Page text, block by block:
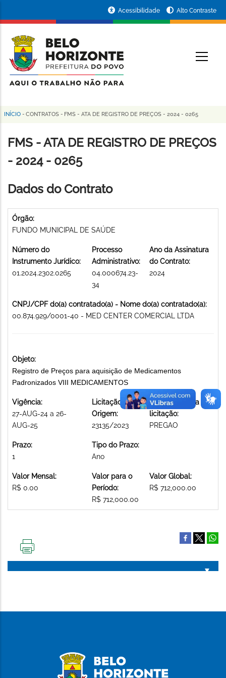
conteúdo
principal
da
Prefeitura
de
Horizonte
Acessibilidade Alto Contraste
Trilha
de
navegação
INÍCIO - CONTRATOS - FMS - ATA DE REGISTRO DE PREÇOS - 2024 - 0265
FMS - ATA DE REGISTRO DE PREÇOS
- 2024 - 0265
Dados do Contrato
Órgão:
FUNDO MUNICIPAL DE SAÚDE
Número do
Instrumento Jurídico:
01.2024.2302.0265
Processo
Administrativo:
04.000674.23-
34
Ano da Assinatura
do Contrato:
2024
CNPJ/CPF do(a) contratado(a) - Nome do(a) contratado(a):
00.874.929/0001-40 - MED CENTER COMERCIAL LTDA
Objeto:
Registro de Preços para aquisição de Medicamentos
Padronizados VIII MEDICAMENTOS
Vigência:
27-AUG-24 a 26-
AUG-25
Licitação de
Origem:
23135/2023
Modalidade da
licitação:
PREGAO
Prazo:
1
Tipo do Prazo:
Ano
Valor Mensal:
R$ 0.00
Valor para o
Período:
R$ 712,000.00
Valor Global:
R$ 712,000.00
PÁGINA